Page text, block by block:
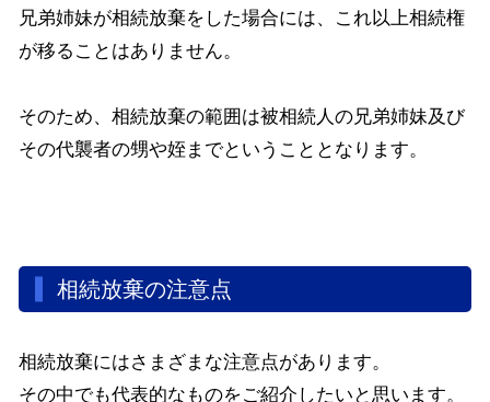
兄弟姉妹が相続放棄をした場合には、これ以上相続権
が移ることはありません。
そのため、相続放棄の範囲は被相続人の兄弟姉妹及び
その代襲者の甥や姪までということとなります。
相続放棄の注意点
相続放棄にはさまざまな注意点があります。
その中でも代表的なものをご紹介したいと思います。